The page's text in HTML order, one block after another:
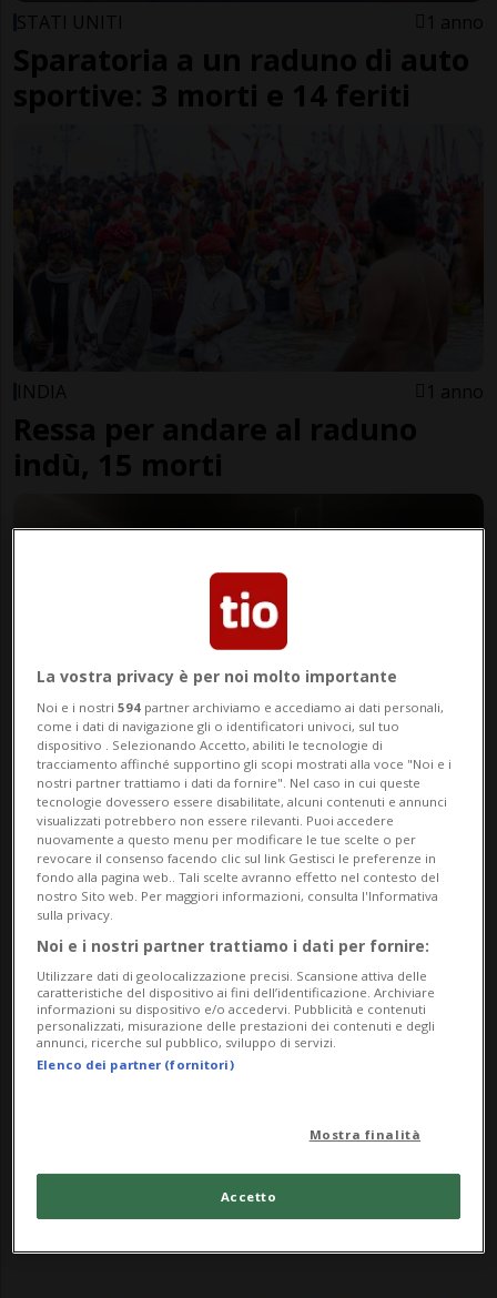
STATI UNITI 1 anno
Sparatoria a un raduno di auto
sportive: 3 morti e 14 feriti
INDIA 1 anno
Ressa per andare al raduno
indù, 15 morti
ZURIGO 1 anno
Maxi raduno di auto truccate,
quattro conducenti denunciati
2 anni
Un raduno di auto e moto per
aiutare la Vallemaggia
La vostra privacy è per noi molto importante
Noi e i nostri594 partner archiviamo e accediamo ai dati personali,
come i dati di navigazione gli o identificatori univoci, sul tuo
dispositivo . Selezionando Accetto, abiliti le tecnologie di
tracciamento affinché supportino gli scopi mostrati alla voce "Noi e i
nostri partner trattiamo i dati da fornire". Nel caso in cui queste
tecnologie dovessero essere disabilitate, alcuni contenuti e annunci
visualizzati potrebbero non essere rilevanti. Puoi accedere
nuovamente a questo menu per modificare le tue scelte o per
revocare il consenso facendo clic sul link Gestisci le preferenze in
fondo alla pagina web.. Tali scelte avranno effetto nel contesto del
nostro Sito web. Per maggiori informazioni, consulta l'Informativa
sulla privacy.
Noi e i nostri partner trattiamo i dati per fornire:
Utilizzare dati di geolocalizzazione precisi. Scansione attiva delle
caratteristiche del dispositivo ai fini dell’identificazione. Archiviare
informazioni su dispositivo e/o accedervi. Pubblicità e contenuti
personalizzati, misurazione delle prestazioni dei contenuti e degli
annunci, ricerche sul pubblico, sviluppo di servizi.
Elenco dei partner (fornitori)
Mostra finalità
Accetto